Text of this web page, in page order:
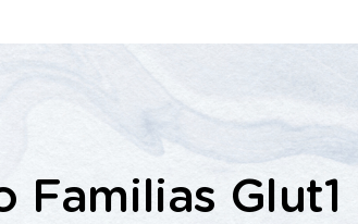
Familias Glut1